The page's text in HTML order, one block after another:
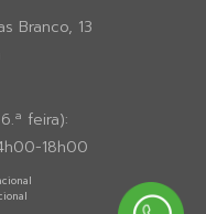
Branco, 13
feira):
18h00